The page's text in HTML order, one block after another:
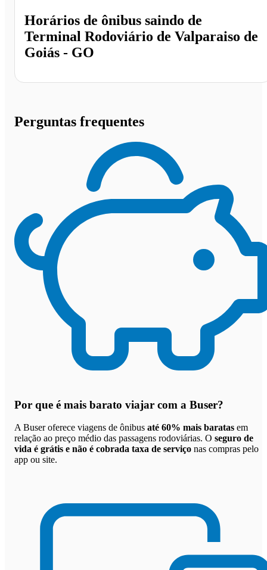
Horários de ônibus saindo de
Terminal Rodoviário de Valparaiso de
Goiás - GO
Perguntas frequentes
Por que é mais barato viajar com a Buser?
A Buser oferece viagens de ônibus até 60% mais baratas em
relação ao preço médio das passagens rodoviárias. O seguro de
vida é grátis e não é cobrada taxa de serviço nas compras pelo
app ou site.